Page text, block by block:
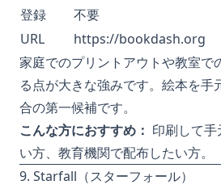
登録
不要
URL
https://bookdash.org
家庭でのプリントアウトや教室で
る点が大きな強みです。絵本を手
合の第一候補です。
こんな方におすすめ： 印刷して
い方、教育機関で配布したい方。
9. Starfall（スターフォール）